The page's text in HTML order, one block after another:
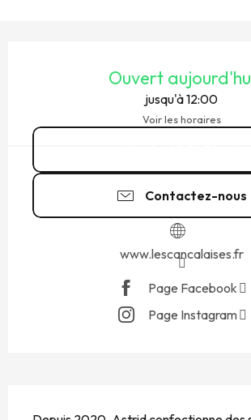
Ouvert
jusqu'à 12:00
Voir les horaires
Contactez-nous
www.lescancalaises.fr
Page Facebook
Page Instagram